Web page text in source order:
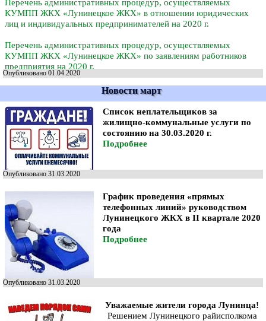
Перечень административных процедур, осуществляемых
КУМПП ЖКХ «Лунинецкое ЖКХ» в отношении юридических
лиц и индивидуальных предпринимателей на 2020 г.
Перечень административных процедур, осуществляемых
КУМПП ЖКХ «Лунинецкое ЖКХ» по заявлениям работников
предприятия на 2020 г.
Опубликовано 01.04.2020
Новости март
Список неплательщиков за
жилищно-коммунальные услуги по
состоянию на 30.03.2020 г.
Подробнее
Опубликовано 31.03.2020
График проведения «прямых
телефонных линий» руководством
Лунинецкого ЖКХ в II квартале 2020
года
Подробнее
Опубликовано 31.03.2020
Уважаемые жители города Лунинца!
Решением Лунинецкого райисполкома